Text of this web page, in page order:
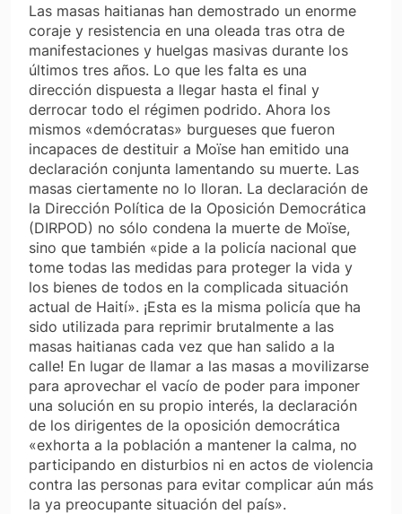
Las masas haitianas han demostrado un enorme
coraje y resistencia en una oleada tras otra de
manifestaciones y huelgas masivas durante los
últimos tres años. Lo que les falta es una
dirección dispuesta a llegar hasta el final y
derrocar todo el régimen podrido. Ahora los
mismos «demócratas» burgueses que fueron
incapaces de destituir a Moïse han emitido una
declaración conjunta lamentando su muerte. Las
masas ciertamente no lo lloran. La declaración de
la Dirección Política de la Oposición Democrática
(DIRPOD) no sólo condena la muerte de Moïse,
sino que también «pide a la policía nacional que
tome todas las medidas para proteger la vida y
los bienes de todos en la complicada situación
actual de Haití». ¡Esta es la misma policía que ha
sido utilizada para reprimir brutalmente a las
masas haitianas cada vez que han salido a la
calle! En lugar de llamar a las masas a movilizarse
para aprovechar el vacío de poder para imponer
una solución en su propio interés, la declaración
de los dirigentes de la oposición democrática
«exhorta a la población a mantener la calma, no
participando en disturbios ni en actos de violencia
contra las personas para evitar complicar aún más
la ya preocupante situación del país».